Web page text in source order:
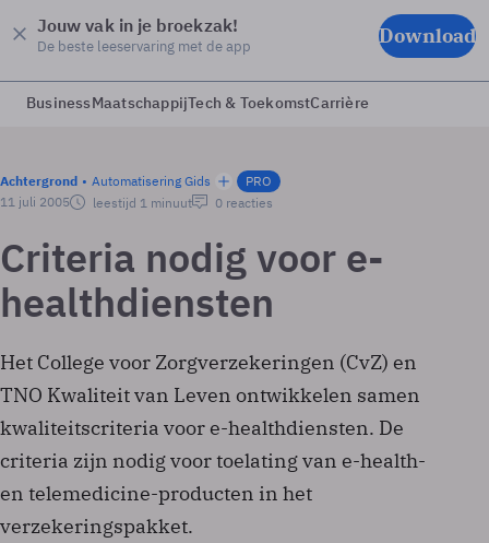
Jouw vak in je broekzak!
De beste leeservaring met de app Download
BusinessMaatschappijTech & ToekomstCarrière
Achtergrond Automatisering Gids
PRO
11 juli 2005
leestijd 1 minuut 0 reacties
Criteria nodig voor e-
healthdiensten
Het College voor Zorgverzekeringen (CvZ) en
TNO Kwaliteit van Leven ontwikkelen samen
kwaliteitscriteria voor e-healthdiensten. De
criteria zijn nodig voor toelating van e-health-
en telemedicine-producten in het
verzekeringspakket.